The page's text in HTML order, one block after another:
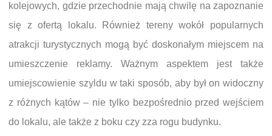
kolejowych, gdzie przechodnie mają chwilę na zapoznanie
się z ofertą lokalu. Również tereny wokół popularnych
atrakcji turystycznych mogą być doskonałym miejscem na
umieszczenie reklamy. Ważnym aspektem jest także
umiejscowienie szyldu w taki sposób, aby był on widoczny
z różnych kątów – nie tylko bezpośrednio przed wejściem
do lokalu, ale także z boku czy zza rogu budynku.